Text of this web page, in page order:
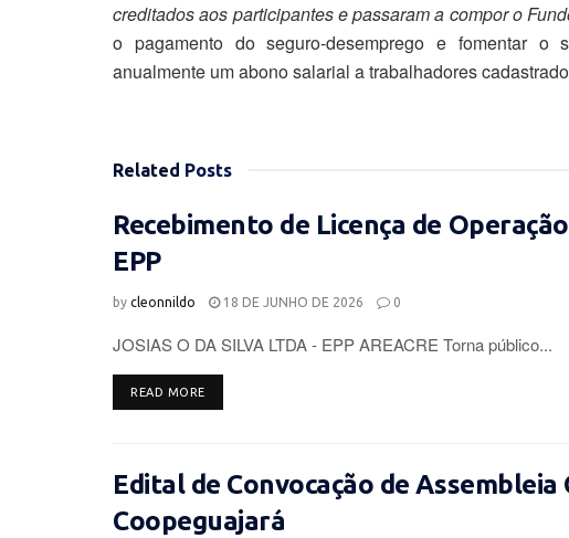
creditados aos participantes e passaram a compor o
o pagamento do seguro-desemprego e fomentar o
anualmente um abono salarial a trabalhadores
Related Posts
Recebimento de Licença de Operação
EPP
by cleonnildo 18 DE JUNHO DE 2026 0
JOSIAS O DA SILVA LTDA - EPP AREACRE Torna público...
READ MOREDETAILS
Edital de Convocação de
Coopeguajará